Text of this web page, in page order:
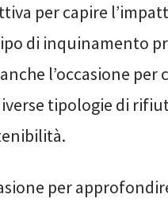
per capire
di inquinamento
l’occasione
tipologie di
per